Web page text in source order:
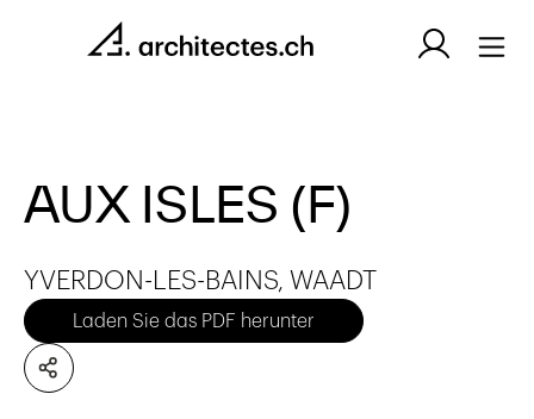
AUX ISLES (F)
YVERDON-LES-BAINS, WAADT
Laden Sie das PDF herunter